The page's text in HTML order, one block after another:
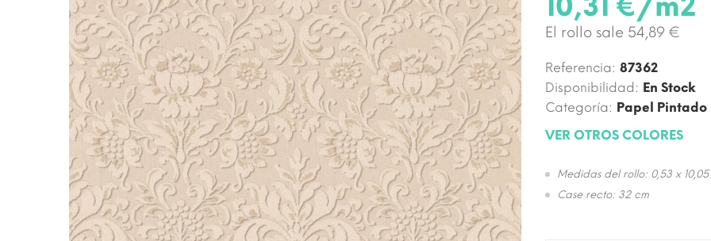
El rollo sale 54,89 €
Referencia: 87362
Disponibilidad: En Stock
Categoría: Papel Pintado
VER OTROS COLORES
Medidas del rollo: 0,53 x 10,05
Case recto: 32 cm